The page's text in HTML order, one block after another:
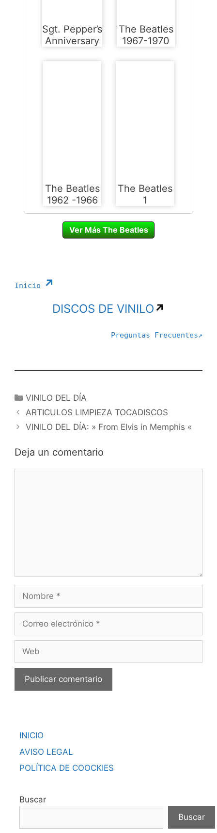
Sgt. Pepper’s
Anniversary
The Beatles
1967-1970
The Beatles
1962 -1966
The Beatles
1
Ver Más The Beatles
Inicio
↗
DISCOS DE VINILO↗
Preguntas Frecuentes↗
Categorías
VINILO DEL DÍA
ARTICULOS LIMPIEZA TOCADISCOS
VINILO DEL DÍA: » From Elvis in Memphis «
Deja un comentario
Nombre
Correo
Web
INICIO
AVISO LEGAL
POLÍTICA DE COOCKIES
Buscar
Buscar